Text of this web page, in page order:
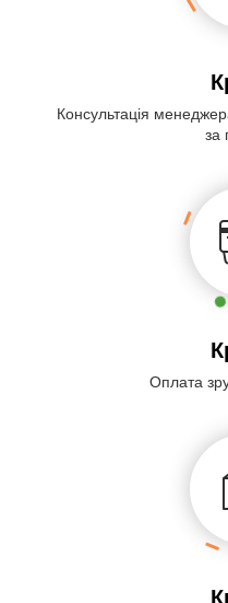
Консультація
за
Оплата